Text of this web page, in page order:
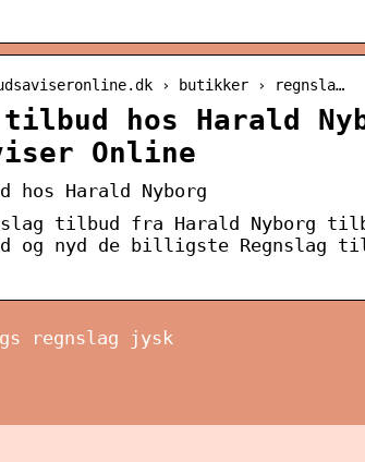
› butikker › regnsla…
tilbud hos Harald
Online
hos Harald Nyborg
tilbud fra Harald Nyborg
og nyd de billigste Regnslag
regnslag jysk